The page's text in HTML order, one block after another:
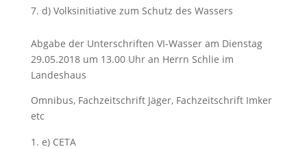
d) Volksinitiative zum Schutz des Wassers
Abgabe der Unterschriften VI-Wasser am Dienstag
29.05.2018 um 13.00 Uhr an Herrn Schlie im
Landeshaus
Omnibus, Fachzeitschrift Jäger, Fachzeitschrift Imker
etc
e) CETA